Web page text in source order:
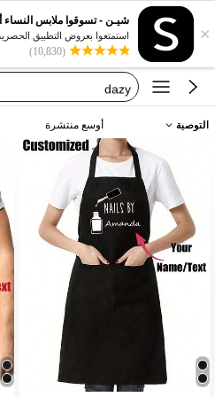
×
شيـن - تسوقوا ملابس النساء
استمتعوا بعروض التطبيق
(10,830)
motf
فستان يخفي الكرش
dazy
بيجامات شتوية مقاس كبير
التوصية أوسع منتشرة